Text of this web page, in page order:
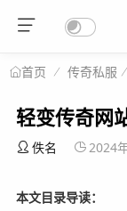
首页 传奇私服
轻变传奇网
佚名 2024
本文目录导读：